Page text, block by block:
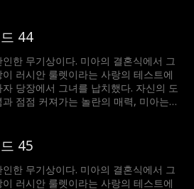
44
한 무기상이다. 미아의 결혼식에서 그
이 러시안 룰렛이라는 사랑의 테스트에
당장에서 그녀를 납치했다. 자신의 도
과 점점 커져가는 놀란의 매력, 미아는
45
한 무기상이다. 미아의 결혼식에서 그
이 러시안 룰렛이라는 사랑의 테스트에